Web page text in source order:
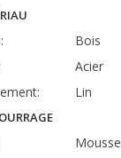
Bois
Acier
Lin
Mousse